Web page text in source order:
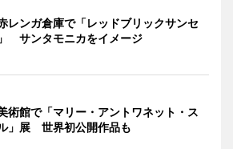
レンガ倉庫で「レッドブリックサンセ
サンタモニカをイメージ
術館で「マリー・アントワネット・ス
」展 世界初公開作品も